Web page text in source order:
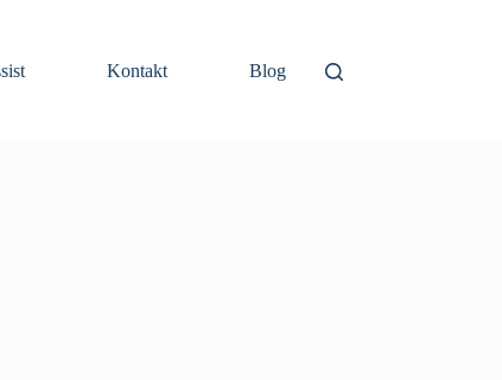
Kontakt Blog